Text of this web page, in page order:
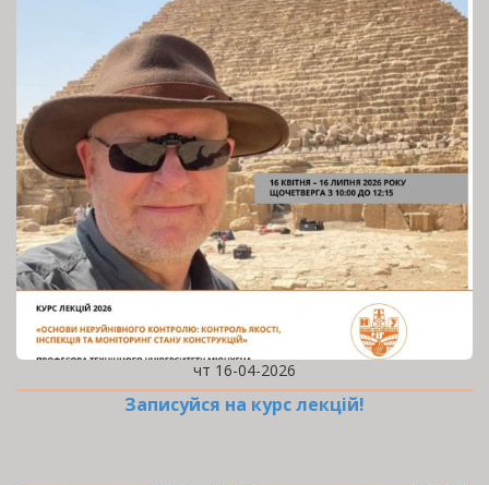
чт 16-04-2026
Записуйся на курс лекцій!